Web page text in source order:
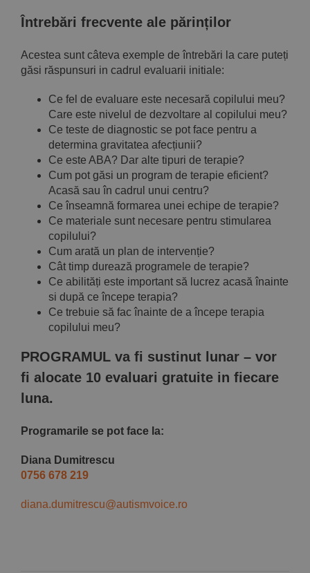
Întrebări frecvente ale părinților
Acestea sunt câteva exemple de întrebări la care puteți
găsi răspunsuri in cadrul evaluarii initiale:
Ce fel de evaluare este necesară copilului meu?
Care este nivelul de dezvoltare al copilului meu?
Ce teste de diagnostic se pot face pentru a
determina gravitatea afecțiunii?
Ce este ABA? Dar alte tipuri de terapie?
Cum pot găsi un program de terapie eficient?
Acasă sau în cadrul unui centru?
Ce înseamnă formarea unei echipe de terapie?
Ce materiale sunt necesare pentru stimularea
copilului?
Cum arată un plan de intervenție?
Cât timp durează programele de terapie?
Ce abilități este important să lucrez acasă înainte
si după ce începe terapia?
Ce trebuie să fac înainte de a începe terapia
copilului meu?
PROGRAMUL va fi sustinut lunar – vor
fi alocate 10 evaluari gratuite in fiecare
luna.
Programarile se pot face la:
Diana Dumitrescu
0756 678 219
diana.dumitrescu@autismvoice.ro